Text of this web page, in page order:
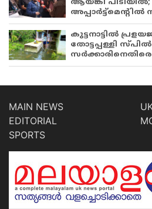
ആയങ്കി
അപ്പാർട്ട്‌മെന്റിൽ
കുട്ടനാട്ടിൽ
തോട്ടപ്പള്ളി
MAIN NEWS
EDITORIAL
SPORTS